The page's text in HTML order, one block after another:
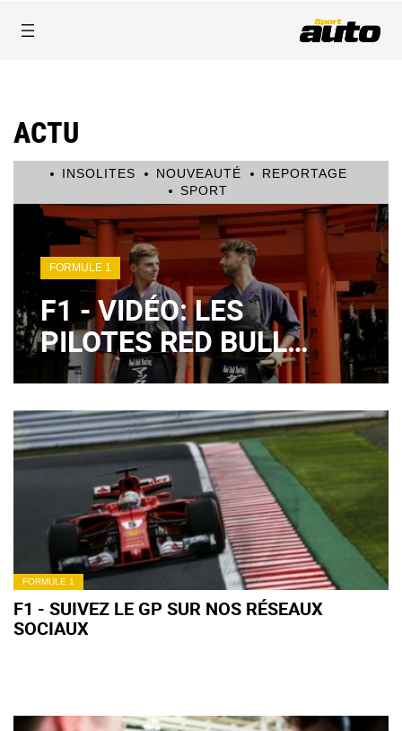
ACTU
INSOLITES NOUVEAUTÉ
REPORTAGE
SPORT
FORMULE 1
F1 - VIDÉO: LES
PILOTES RED BULL
FONT DU KENDO
FORMULE 1
F1 - SUIVEZ LE GP SUR NOS RÉSEAUX
SOCIAUX